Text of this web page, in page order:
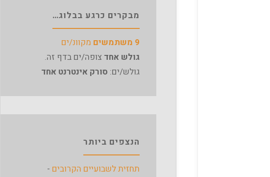
מבקרים כרגע בבלוג…
9 משתמשים
מקוונ/ים
גולש אחד צופה/ים בדף זה.
גולש/ים: סורק אינטרנט אחד
הנצפים ביותר
תחזית לשבועיים הקרובים -